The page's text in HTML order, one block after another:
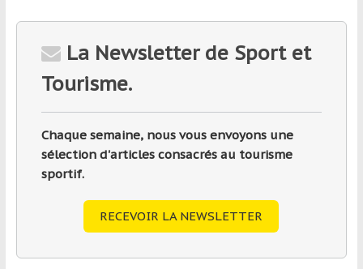
La Newsletter de Sport et
Tourisme.
Chaque semaine, nous vous envoyons une
sélection d'articles consacrés au tourisme
sportif.
RECEVOIR LA NEWSLETTER